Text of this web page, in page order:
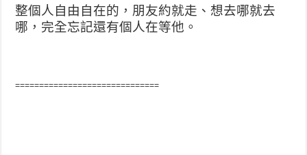
整個人自 由自在的，朋友約就走、想去哪就去
哪，完全忘記還有個人在等他。
==============================